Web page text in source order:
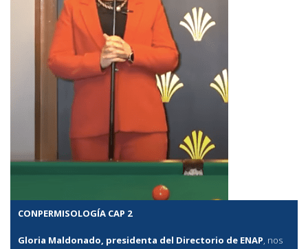
CONPERMISOLOGÍA CAP 2
Gloria Maldonado, presidenta del Directorio de ENAP, nos